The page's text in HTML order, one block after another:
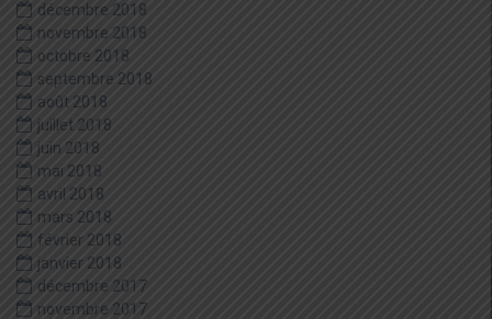
décembre 2018
novembre 2018
octobre 2018
septembre 2018
août 2018
juillet 2018
juin 2018
mai 2018
avril 2018
mars 2018
février 2018
janvier 2018
décembre 2017
novembre 2017